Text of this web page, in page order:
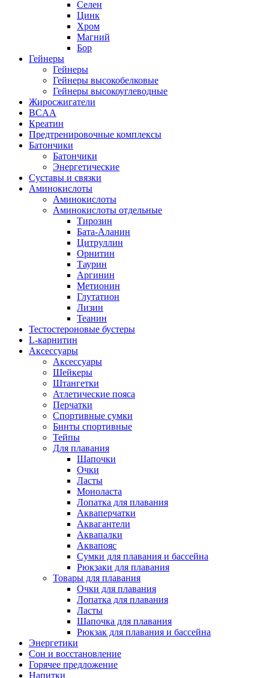
Селен
Цинк
Хром
Магний
Бор
Гейнеры
Гейнеры
Гейнеры высокобелковые
Гейнеры высокоуглеводные
Жиросжигатели
BCAA
Креатин
Предтренировочные комплексы
Батончики
Батончики
Энергетические
Суставы и связки
Аминокислоты
Аминокислоты
Аминокислоты отдельные
Тирозин
Бата-Аланин
Цитруллин
Орнитин
Таурин
Аргинин
Метионин
Глутатион
Лизин
Теанин
Тестостероновые бустеры
L-карнитин
Аксессуары
Аксессуары
Шейкеры
Штангетки
Атлетические пояса
Перчатки
Спортивные сумки
Бинты спортивные
Тейпы
Для плавания
Шапочки
Очки
Ласты
Моноласта
Лопатка для плавания
Акваперчатки
Аквагантели
Аквапалки
Аквапояс
Сумки для плавания и бассейна
Рюкзаки для плавания
Товары для плавания
Очки для плавания
Лопатка для плавания
Ласты
Шапочка для плавания
Рюкзак для плавания и бассейна
Энергетики
Сон и восстановление
Горячее предложение
Напитки